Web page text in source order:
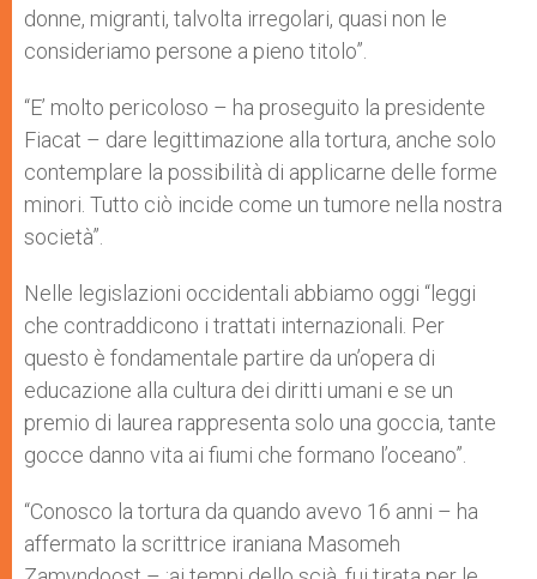
donne, migranti, talvolta irregolari, quasi non le
consideriamo persone a pieno titolo”.
“E’ molto pericoloso – ha proseguito la presidente
Fiacat – dare legittimazione alla tortura, anche solo
contemplare la possibilità di applicarne delle forme
minori. Tutto ciò incide come un tumore nella nostra
società”.
Nelle legislazioni occidentali abbiamo oggi “leggi
che contraddicono i trattati internazionali. Per
questo è fondamentale partire da un’opera di
educazione alla cultura dei diritti umani e se un
premio di laurea rappresenta solo una goccia, tante
gocce danno vita ai fiumi che formano l’oceano”.
“Conosco la tortura da quando avevo 16 anni – ha
affermato la scrittrice iraniana Masomeh